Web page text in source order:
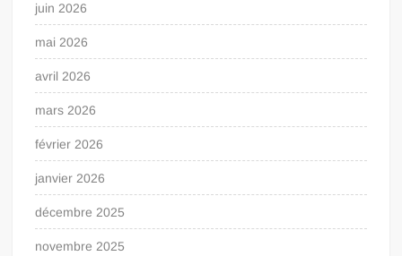
juin 2026
mai 2026
avril 2026
mars 2026
février 2026
janvier 2026
décembre 2025
novembre 2025